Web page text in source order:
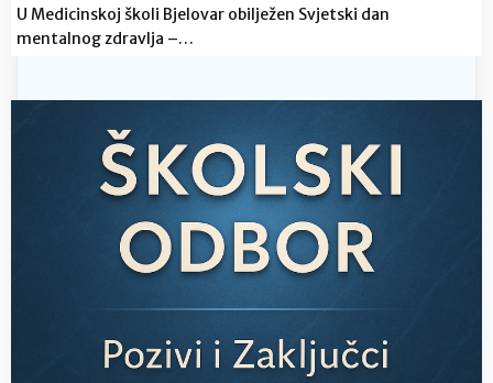
U Medicinskoj školi Bjelovar obilježen Svjetski dan
mentalnog zdravlja –…